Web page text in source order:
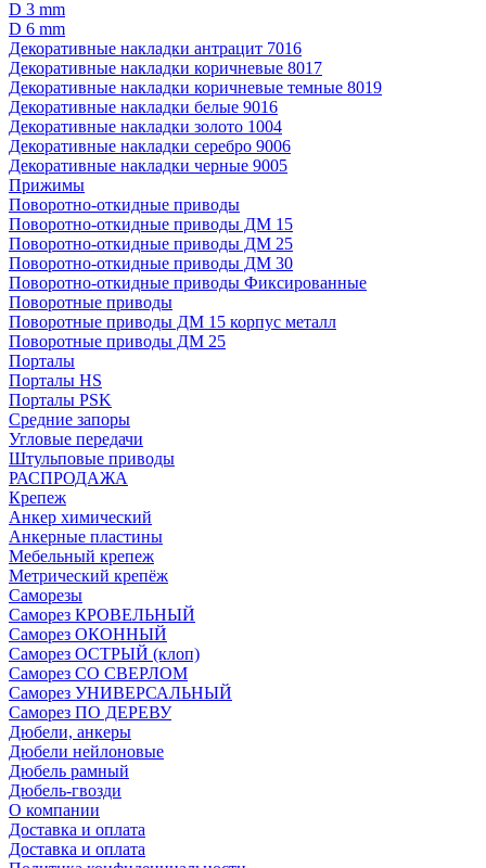
D 3 mm
D 6 mm
Декоративные накладки антрацит 7016
Декоративные накладки коричневые 8017
Декоративные накладки коричневые темные 8019
Декоративные накладки белые 9016
Декоративные накладки золото 1004
Декоративные накладки серебро 9006
Декоративные накладки черные 9005
Прижимы
Поворотно-откидные приводы
Поворотно-откидные приводы ДМ 15
Поворотно-откидные приводы ДМ 25
Поворотно-откидные приводы ДМ 30
Поворотно-откидные приводы Фиксированные
Поворотные приводы
Поворотные приводы ДМ 15 корпус металл
Поворотные приводы ДМ 25
Порталы
Порталы HS
Порталы PSK
Средние запоры
Угловые передачи
Штульповые приводы
РАСПРОДАЖА
Крепеж
Анкер химический
Анкерные пластины
Мебельный крепеж
Метрический крепёж
Саморезы
Саморез КРОВЕЛЬНЫЙ
Саморез ОКОННЫЙ
Саморез ОСТРЫЙ (клоп)
Саморез СО СВЕРЛОМ
Саморез УНИВЕРСАЛЬНЫЙ
Саморез ПО ДЕРЕВУ
Дюбели, анкеры
Дюбели нейлоновые
Дюбель рамный
Дюбель-гвозди
О компании
Доставка и оплата
Доставка и оплата